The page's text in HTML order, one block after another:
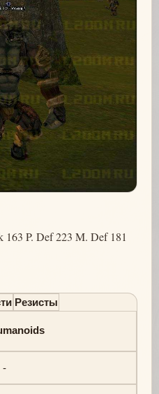
P. Def 223 M. Def 181
Резисты
-